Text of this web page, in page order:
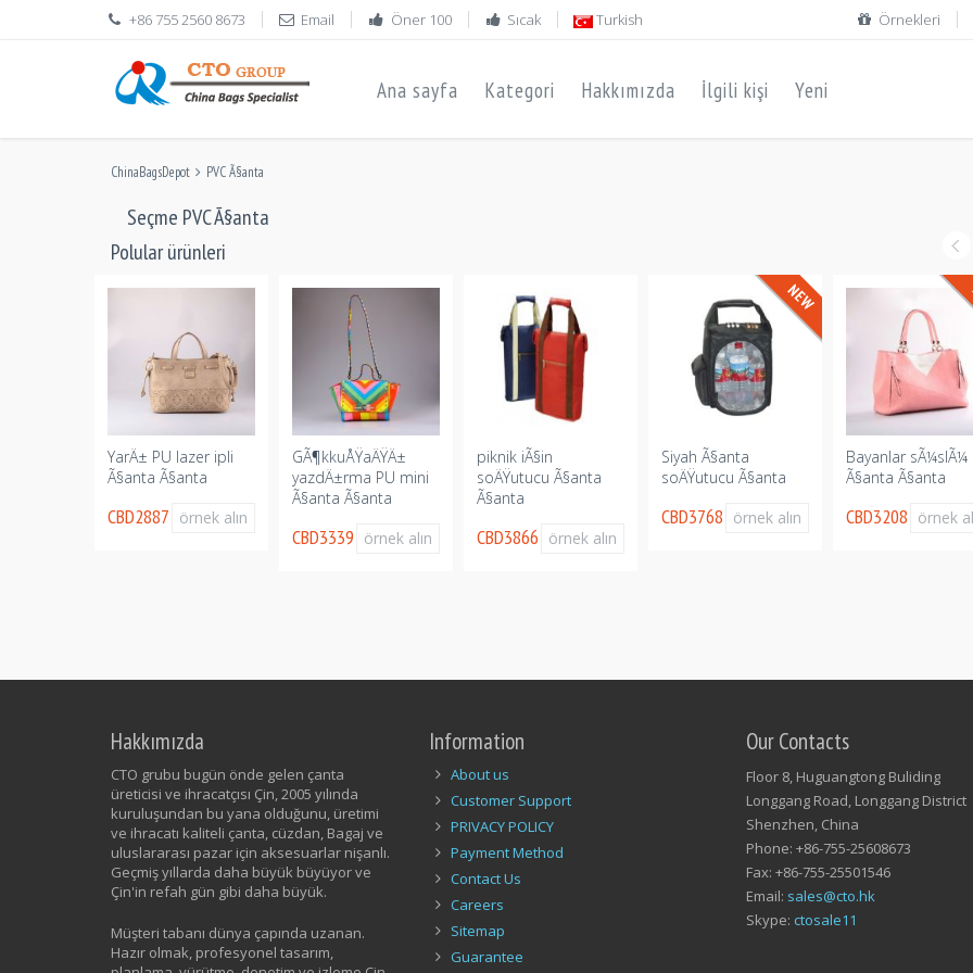
+86 755 2560 8673 Email Öner 100 Sıcak Turkish Örnekleri
Ana sayfa Kategori Hakkımızda İlgili kişi Yeni
ChinaBagsDepot PVC Ã§anta
Seçme PVC Ã§anta
Polular ürünleri
YarÄ± PU lazer ipli
Ã§anta Ã§anta
CBD2887 örnek alın
GÃ¶kkuÅŸaÄŸÄ±
yazdÄ±rma PU mini
Ã§anta Ã§anta
CBD3339 örnek alın
piknik iÃ§in
soÄŸutucu Ã§anta
Ã§anta
CBD3866 örnek alın
Siyah Ã§anta
soÄŸutucu Ã§anta
CBD3768 örnek alın
Bayanlar sÃ¼slÃ¼
Ã§anta Ã§anta
CBD3208 örnek
Hakkımızda
CTO grubu bugün önde gelen çanta
üreticisi ve ihracatçısı Çin, 2005 yılında
kuruluşundan bu yana olduğunu, üretimi
ve ihracatı kaliteli çanta, cüzdan, Bagaj ve
uluslararası pazar için aksesuarlar nişanlı.
Geçmiş yıllarda daha büyük büyüyor ve
Çin'in refah gün gibi daha büyük.
Müşteri tabanı dünya çapında uzanan.
Hazır olmak, profesyonel tasarım,
Information
About us
Customer Support
PRIVACY POLICY
Payment Method
Contact Us
Careers
Sitemap
Guarantee
Our Contacts
Floor 8, Huguangtong Buliding
Longgang Road, Longgang District
Shenzhen, China
Phone: +86-755-25608673
Fax: +86-755-25501546
Email: sales@cto.hk
Skype: ctosale11